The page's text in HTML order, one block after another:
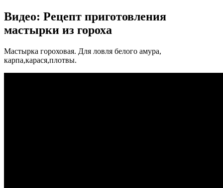
Видео: Рецепт приготовления
мастырки из гороха
Мастырка гороховая. Для ловля белого амура,
карпа,карася,плотвы.